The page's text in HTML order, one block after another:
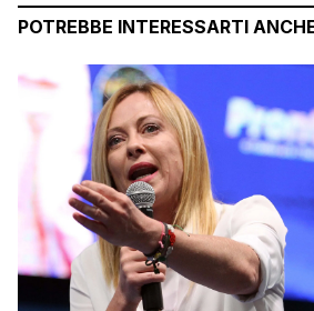
POTREBBE INTERESSARTI